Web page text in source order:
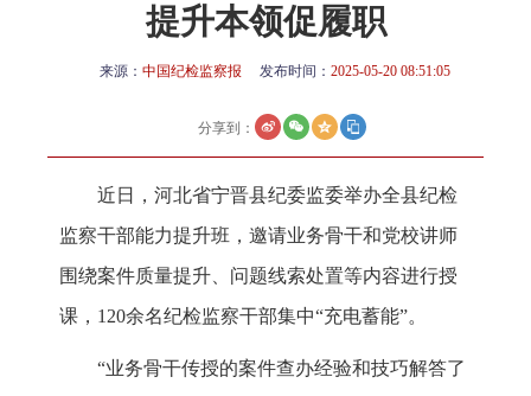
提升本领促履职
来源： 中国纪检监察报 发布时间： 2025-05-20 08:51:05
分享到：
近日，河北省宁晋县纪委监委举办全县纪检
监察干部能力提升班，邀请业务骨干和党校讲师
围绕案件质量提升、问题线索处置等内容进行授
课，120余名纪检监察干部集中“充电蓄能”。
“业务骨干传授的案件查办经验和技巧解答了